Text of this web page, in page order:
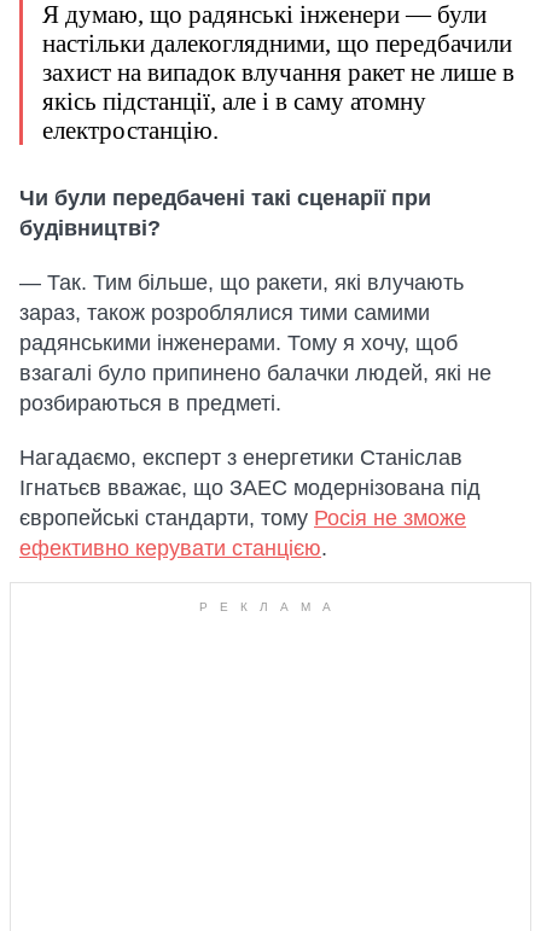
Я думаю, що радянські інженери — були
настільки далекоглядними, що передбачили
захист на випадок влучання ракет не лише в
якісь підстанції, але і в саму атомну
електростанцію.
Чи були передбачені такі сценарії при
будівництві?
— Так. Тим більше, що ракети, які влучають
зараз, також розроблялися тими самими
радянськими інженерами. Тому я хочу, щоб
взагалі було припинено балачки людей, які не
розбираються в предметі.
Нагадаємо, експерт з енергетики Станіслав
Ігнатьєв вважає, що ЗАЕС модернізована під
європейські стандарти, тому Росія не зможе
ефективно керувати станцією.